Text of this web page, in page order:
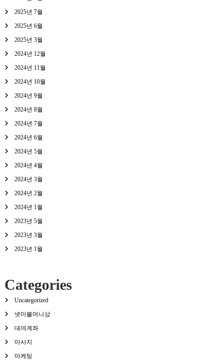
2025년 7월
2025년 6월
2025년 3월
2024년 12월
2024년 11월
2024년 10월
2024년 9월
2024년 8월
2024년 7월
2024년 6월
2024년 5월
2024년 4월
2024년 3월
2024년 2월
2024년 1월
2023년 5월
2023년 3월
2023년 1월
Categories
Uncategorized
넷마블머니상
대여계좌
마사지
마케팅